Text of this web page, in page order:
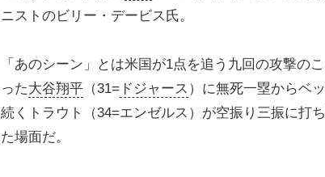
ニストのビリー・デービス氏。
「あのシーン」とは米国が1点を追う九回の攻撃の
った大谷翔平 （31= ドジャース ）に無死一塁からベ
続くトラウト（34=エンゼルス）が空振り三振に打
た場面だ。